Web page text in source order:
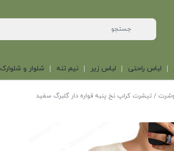
لباس راحتی لباس زیر نیم تنه شلوار و شلوارک
/ تیشرت کراپ نخ پنبه قواره دار گلبرگ سفید